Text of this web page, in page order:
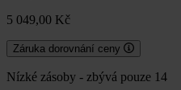
5 049,00 Kč
Záruka dorovnání ceny
Nízké zásoby - zbývá pouze 14